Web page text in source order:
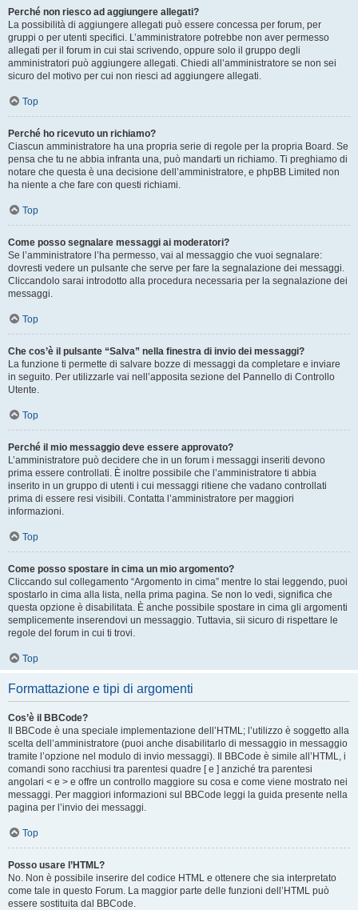
Perché non riesco ad aggiungere allegati?
La possibilità di aggiungere allegati può essere concessa per forum, per
gruppi o per utenti specifici. L’amministratore potrebbe non aver permesso
allegati per il forum in cui stai scrivendo, oppure solo il gruppo degli
amministratori può aggiungere allegati. Chiedi all’amministratore se non sei
sicuro del motivo per cui non riesci ad aggiungere allegati.
Top
Perché ho ricevuto un richiamo?
Ciascun amministratore ha una propria serie di regole per la propria Board. Se
pensa che tu ne abbia infranta una, può mandarti un richiamo. Ti preghiamo di
notare che questa è una decisione dell’amministratore, e phpBB Limited non
ha niente a che fare con questi richiami.
Top
Come posso segnalare messaggi ai moderatori?
Se l’amministratore l’ha permesso, vai al messaggio che vuoi segnalare:
dovresti vedere un pulsante che serve per fare la segnalazione dei messaggi.
Cliccandolo sarai introdotto alla procedura necessaria per la segnalazione dei
messaggi.
Top
Che cos’è il pulsante “Salva” nella finestra di invio dei messaggi?
La funzione ti permette di salvare bozze di messaggi da completare e inviare
in seguito. Per utilizzarle vai nell’apposita sezione del Pannello di Controllo
Utente.
Top
Perché il mio messaggio deve essere approvato?
L’amministratore può decidere che in un forum i messaggi inseriti devono
prima essere controllati. È inoltre possibile che l’amministratore ti abbia
inserito in un gruppo di utenti i cui messaggi ritiene che vadano controllati
prima di essere resi visibili. Contatta l’amministratore per maggiori
informazioni.
Top
Come posso spostare in cima un mio argomento?
Cliccando sul collegamento “Argomento in cima” mentre lo stai leggendo, puoi
spostarlo in cima alla lista, nella prima pagina. Se non lo vedi, significa che
questa opzione è disabilitata. È anche possibile spostare in cima gli argomenti
semplicemente inserendovi un messaggio. Tuttavia, sii sicuro di rispettare le
regole del forum in cui ti trovi.
Top
Formattazione e tipi di argomenti
Cos’è il BBCode?
Il BBCode è una speciale implementazione dell’HTML; l’utilizzo è soggetto alla
scelta dell’amministratore (puoi anche disabilitarlo di messaggio in messaggio
tramite l’opzione nel modulo di invio messaggi). Il BBCode è simile all’HTML, i
comandi sono racchiusi tra parentesi quadre [ e ] anziché tra parentesi
angolari < e > e offre un controllo maggiore su cosa e come viene mostrato nei
messaggi. Per maggiori informazioni sul BBCode leggi la guida presente nella
pagina per l’invio dei messaggi.
Top
Posso usare l’HTML?
No. Non è possibile inserire del codice HTML e ottenere che sia interpretato
come tale in questo Forum. La maggior parte delle funzioni dell’HTML può
essere sostituita dal BBCode.